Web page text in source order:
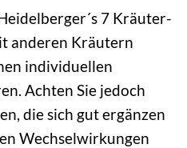
7 Kräuter-
anderen Kräutern
individuellen
Achten Sie jedoch
die sich gut ergänzen
Wechselwirkungen